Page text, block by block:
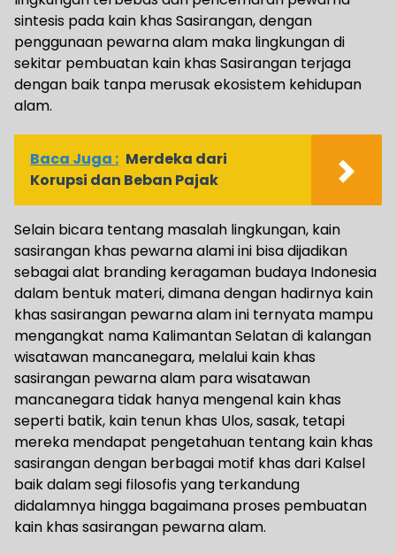
sintesis pada kain khas Sasirangan, dengan
penggunaan pewarna alam maka lingkungan di
sekitar pembuatan kain khas Sasirangan terjaga
dengan baik tanpa merusak ekosistem kehidupan
alam.
Baca Juga : Merdeka dari
Korupsi dan Beban Pajak
Selain bicara tentang masalah lingkungan, kain
sasirangan khas pewarna alami ini bisa dijadikan
sebagai alat branding keragaman budaya Indonesia
dalam bentuk materi, dimana dengan hadirnya kain
khas sasirangan pewarna alam ini ternyata mampu
mengangkat nama Kalimantan Selatan di kalangan
wisatawan mancanegara, melalui kain khas
sasirangan pewarna alam para wisatawan
mancanegara tidak hanya mengenal kain khas
seperti batik, kain tenun khas Ulos, sasak, tetapi
mereka mendapat pengetahuan tentang kain khas
sasirangan dengan berbagai motif khas dari Kalsel
baik dalam segi filosofis yang terkandung
didalamnya hingga bagaimana proses pembuatan
kain khas sasirangan pewarna alam.